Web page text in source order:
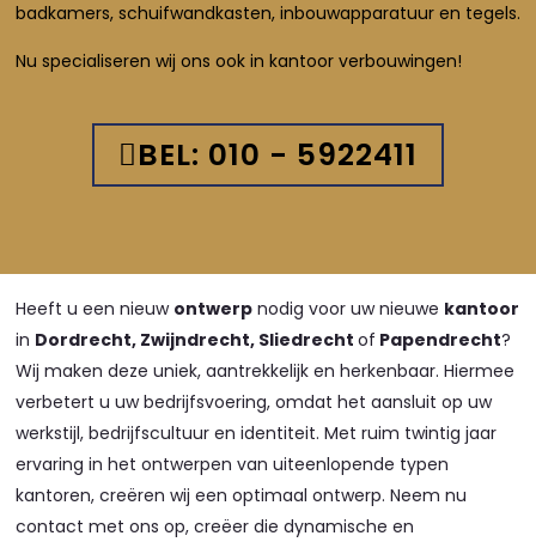
badkamers, schuifwandkasten, inbouwapparatuur en tegels.
Nu specialiseren wij ons ook in kantoor verbouwingen!
BEL: 010 - 5922411
Heeft u een nieuw ontwerp nodig voor uw nieuwe kantoor
in Dordrecht, Zwijndrecht, Sliedrechtof Papendrecht?
Wij maken deze uniek, aantrekkelijk en herkenbaar. Hiermee
verbetert u uw bedrijfsvoering, omdat het aansluit op uw
werkstijl, bedrijfscultuur en identiteit. Met ruim twintig jaar
ervaring in het ontwerpen van uiteenlopende typen
kantoren, creëren wij een optimaal ontwerp. Neem nu
contact met ons op, creëer die dynamische en